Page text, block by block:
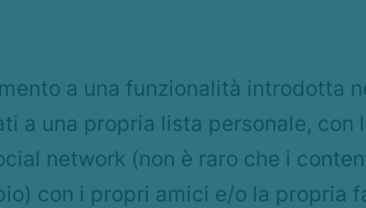
a una funzionalità introdotta
a una propria lista personale, con
network (non è raro che i
con i propri amici e/o la propria